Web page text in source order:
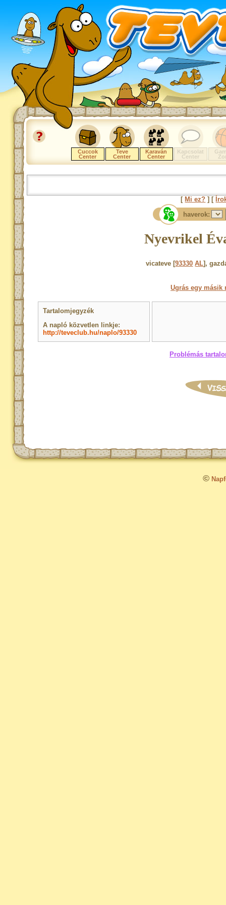
Cuccok
Center
Teve
Center
Karaván
Center
Kapcsolat
Center
[ Mi ez? ] [
haverok:
Nyevrikel
vicateve [93330 AL],
Ugrás egy másik
Tartalomjegyzék
A napló közvetlen linkje:
http://teveclub.hu/naplo/93330
Problémás
©